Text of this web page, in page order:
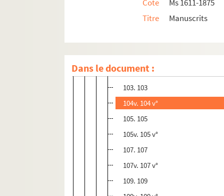
Cote
Ms 1611-1875
Titre
Manuscrits
Dans le document :
101v. 101 v°
103. 103
104v. 104 v°
105. 105
105v. 105 v°
107. 107
107v. 107 v°
109. 109